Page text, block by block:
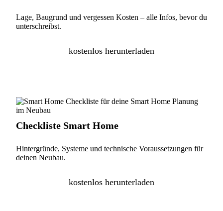
Lage, Baugrund und vergessen Kosten – alle Infos, bevor du
unterschreibst.
kostenlos herunterladen
Checkliste Smart Home
Hintergründe, Systeme und technische Voraussetzungen für
deinen Neubau.
kostenlos herunterladen